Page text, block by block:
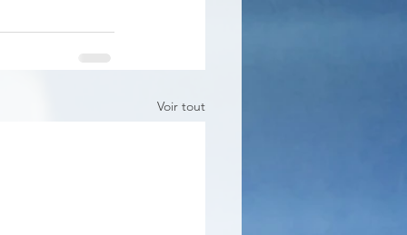
Voir tout